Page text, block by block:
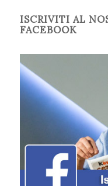
ISCRIVITI AL
FACEBOOK